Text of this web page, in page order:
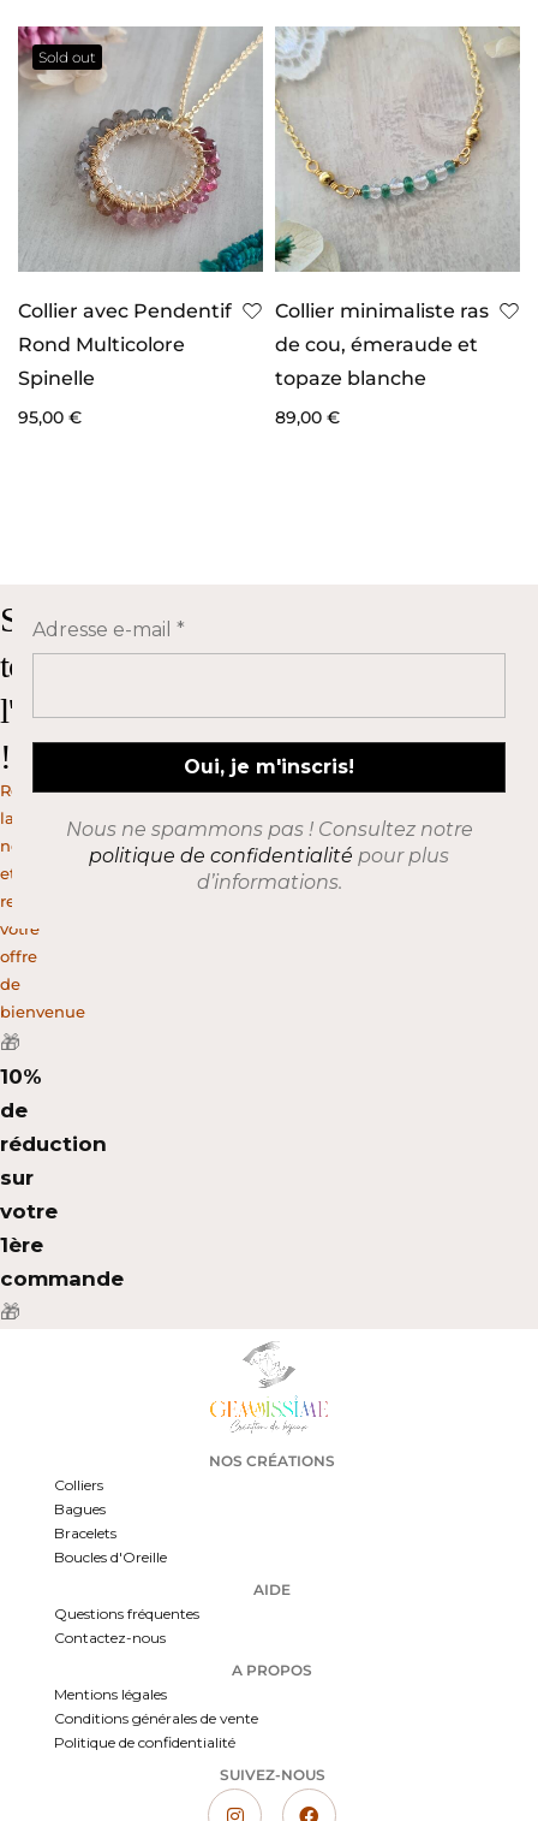
Sold out
Collier avec Pendentif
Rond Multicolore
Spinelle
95,00 €
Collier minimaliste ras
de cou, émeraude et
topaze blanche
89,00 €
Suivez
toute
l'actualité
!
Rejoignez
la
newsletter
et
recevez
votre
offre
de
bienvenue
🎁
10%
de
réduction
sur
votre
1ère
commande
🎁
Adresse e-mail *
Nous ne spammons pas ! Consultez notre
politique de confidentialité pour plus
d’informations.
NOS CRÉATIONS
Colliers
Bagues
Bracelets
Boucles d'Oreille
AIDE
Questions fréquentes
Contactez-nous
A PROPOS
Mentions légales
Conditions générales de vente
Politique de confidentialité
SUIVEZ-NOUS